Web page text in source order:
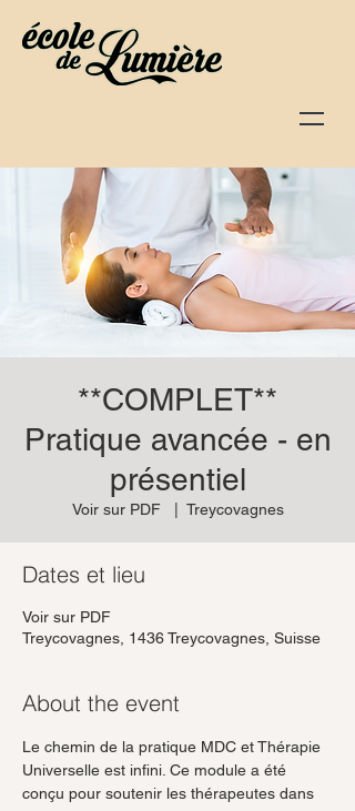
**COMPLET**
Pratique avancée - en
présentiel
Voir sur PDF Treycovagnes
Dates et lieu
Voir sur PDF
Treycovagnes, 1436 Treycovagnes, Suisse
About the event
Le chemin de la pratique MDC et Thérapie
Universelle est infini. Ce module a été
conçu pour soutenir les thérapeutes dans